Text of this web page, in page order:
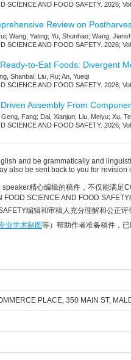
SCIENCE AND FOOD SAFETY. 2026;
Review on
Wang, Yating; Yu, Shunhao; Wang,
SCIENCE AND FOOD SAFETY. 2026;
to-Eat Foods: Divergent
Shanbai; Liu, Ru; An, Yueqi
SCIENCE AND FOOD SAFETY. 2026;
Assembly From
Fang; Dai, Xianjun; Liu, Meiyu; Xu,
SCIENCE AND FOOD SAFETY. 2026;
and be grammatically and
also be sent back to you for
精心编辑的稿件，不仅能满足
SCIENCE AND FOOD
编辑和审稿人充分理解和公正
业学术制图等）帮助作者准备稿件，
PLACE, 350 MAIN ST,